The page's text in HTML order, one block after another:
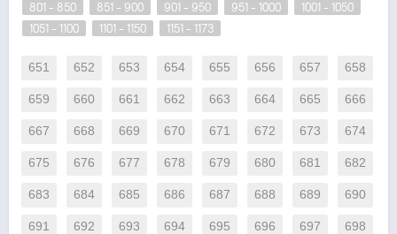
801 - 850
851 - 900 901 - 950 951 - 1000
1001 - 1050
1051 - 1100
1101 - 1150 1151 - 1173
651 652 653 654 655 656 657 658
659 660 661 662 663 664 665 666
667 668 669 670 671 672 673 674
675 676 677 678 679 680 681 682
683 684 685 686 687 688 689 690
691 692 693 694 695 696 697 698